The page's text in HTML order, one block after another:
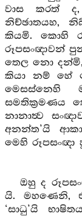
වාස කරත්
නිච්ඡාතයහ,
කියමි. කොහි
රූපසංඥාවන්
තෙල නො
කියා නම් හේ
මෙසස්නෙහි
සමතික්‍රමණය
නානාත්‍ව
අනන්ත’යි
මෙහි රූපසංඥා
ඔහු ද
යි. මහණෙනි,
‘සාධු’යි